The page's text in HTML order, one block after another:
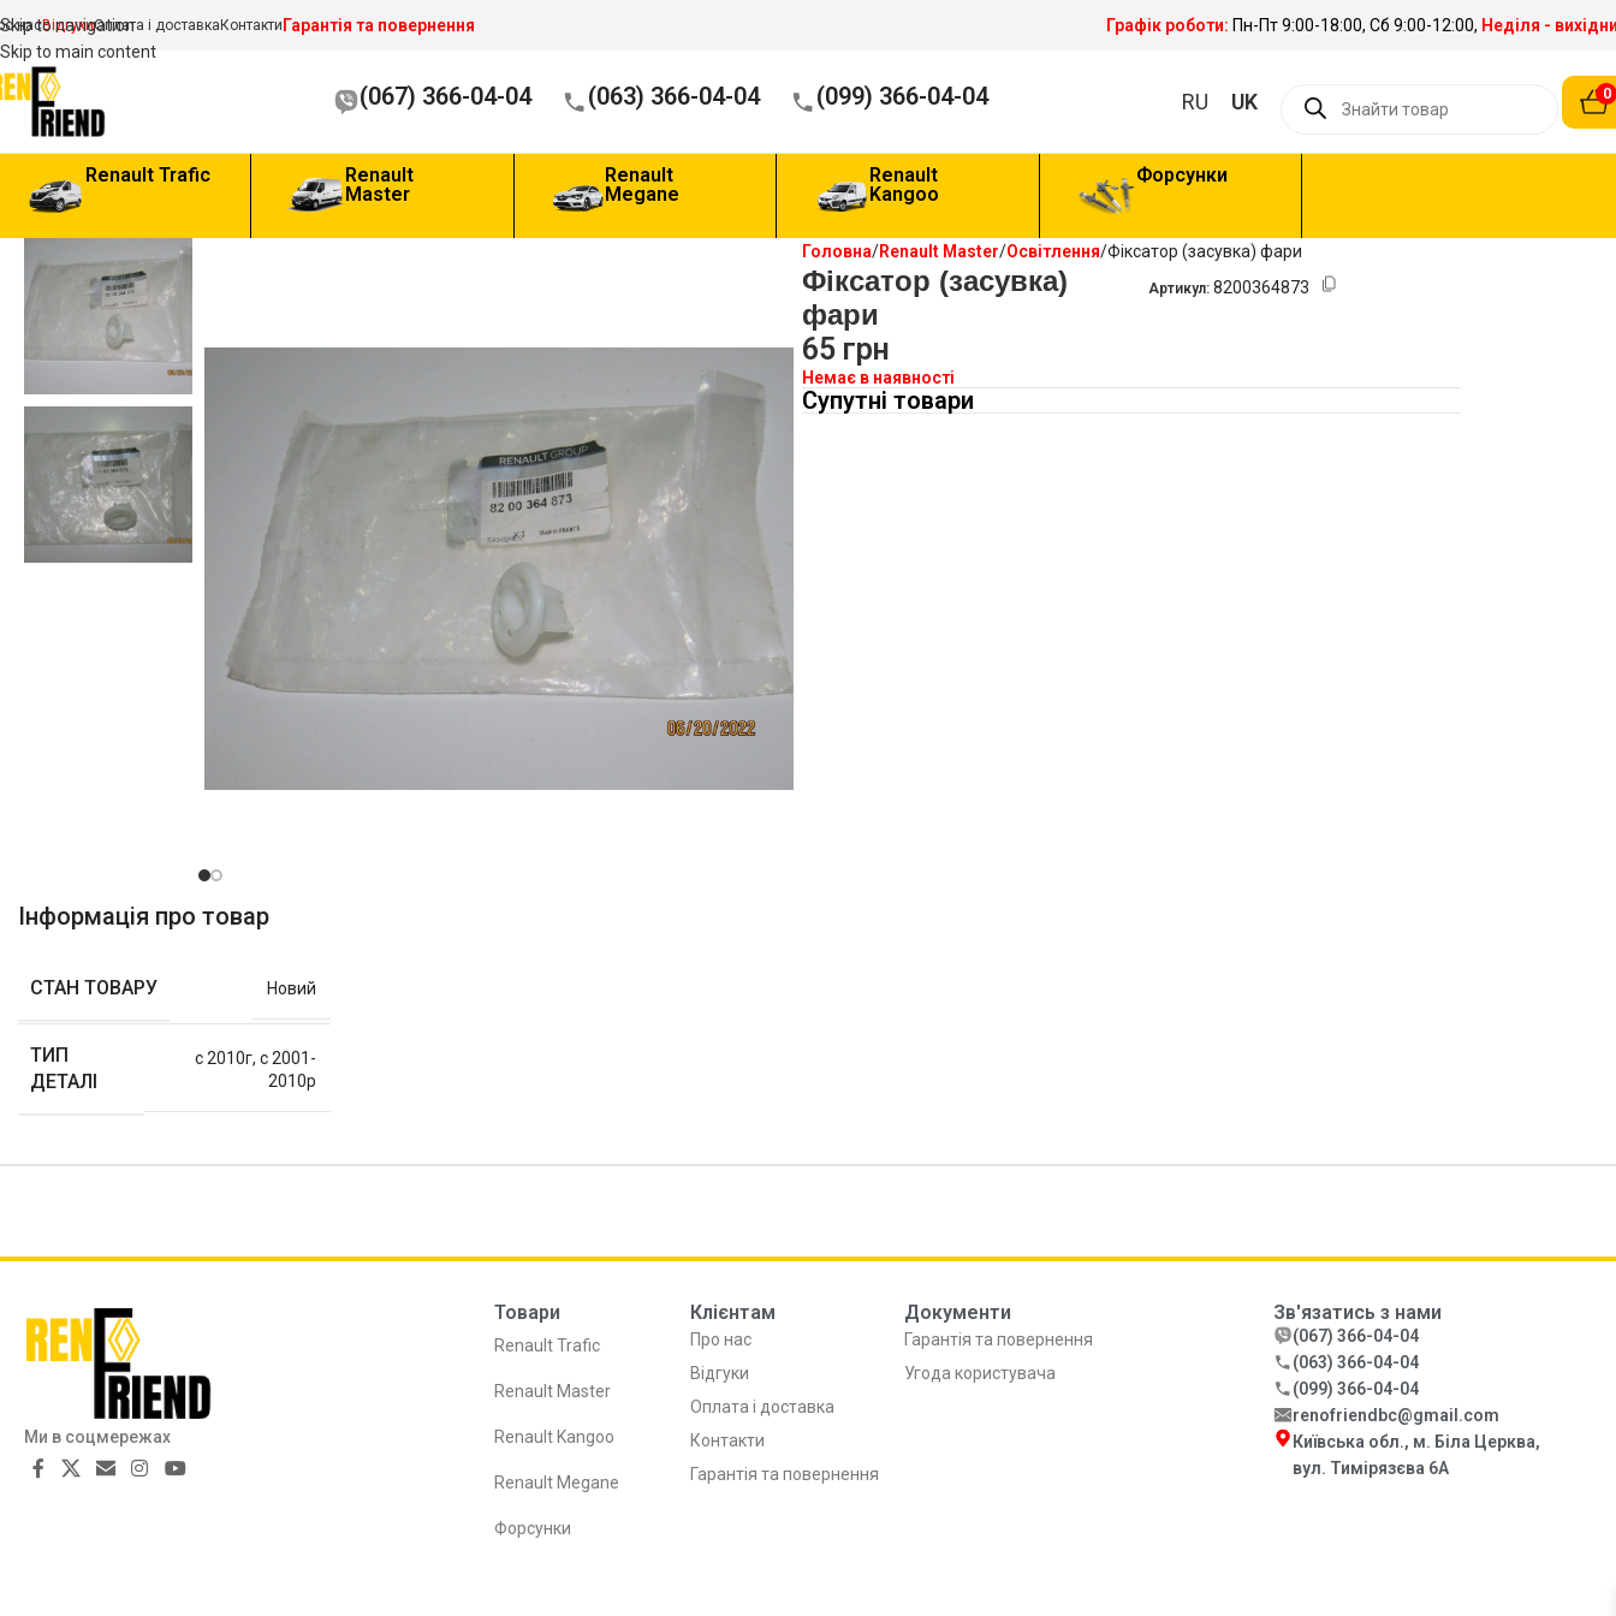
Skip to navigation
Skip to main content
насВідгукиОплата і доставка КонтактиГарантія та повернення Графік роботи: Пн-Пт 9:00-18:00, Сб 9:00-12:00, Неділя -
(067) 366-04-04 (063) 366-04-04 (099) 366-04-04 RU UK 0
Renault Trafic
Renault
Master
Renault
Megane
Renault
Kangoo
Форсунки
Інформація про товар
СТАН ТОВАРУ Новий
ТИП
ДЕТАЛІ
с 2010г, с 2001-
2010р
Головна Renault Master Освітлення Фіксатор (засувка) фари
Фіксатор (засувка)
фари
Артикул: 8200364873
65 грн
Немає в наявності
Супутні товари
Ми в соцмережах
Товари
Renault Trafic
Renault Master
Renault Kangoo
Renault Megane
Форсунки
Клієнтам
Про нас
Відгуки
Оплата і доставка
Контакти
Гарантія та повернення
Документи
Гарантія та повернення
Угода користувача
Зв'язатись з нами
(067) 366-04-04
(063) 366-04-04
(099) 366-04-04
renofriendbc@gmail.com
Київська обл., м. Біла Церква,
вул. Тимірязєва 6А